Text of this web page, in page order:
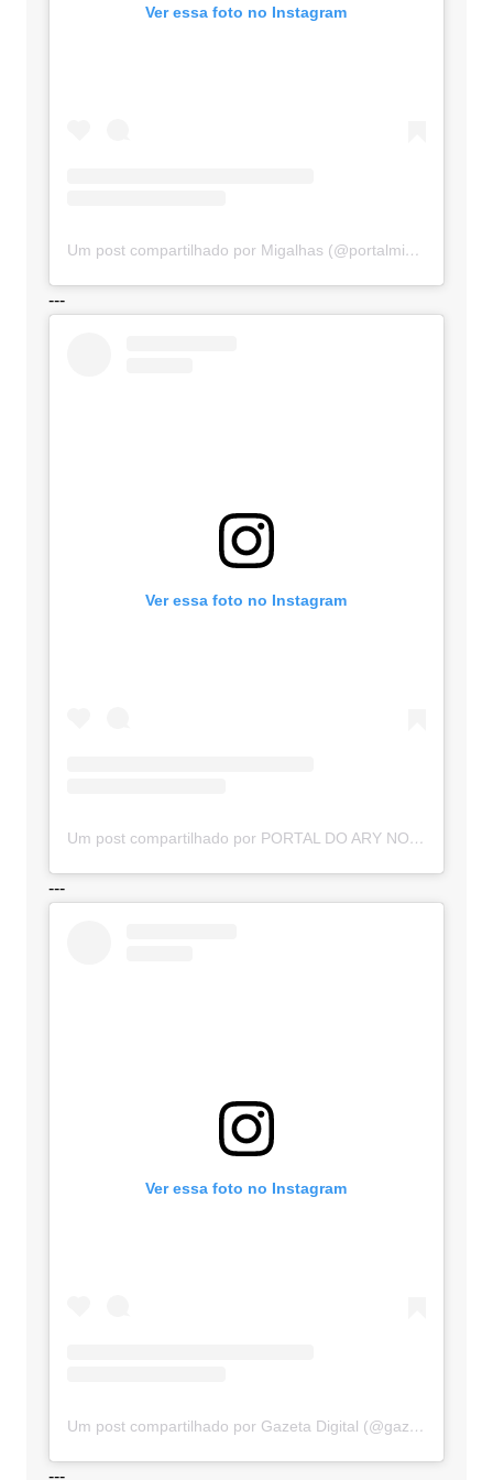
Ver essa foto no Instagram
Um post compartilhado por Migalhas (@portalmigalhas)
---
Ver essa foto no Instagram
Um post compartilhado por PORTAL DO ARY NOTÍCIAS (@portaldoarynoticias)
---
Ver essa foto no Instagram
Um post compartilhado por Gazeta Digital (@gazetadigital)
---